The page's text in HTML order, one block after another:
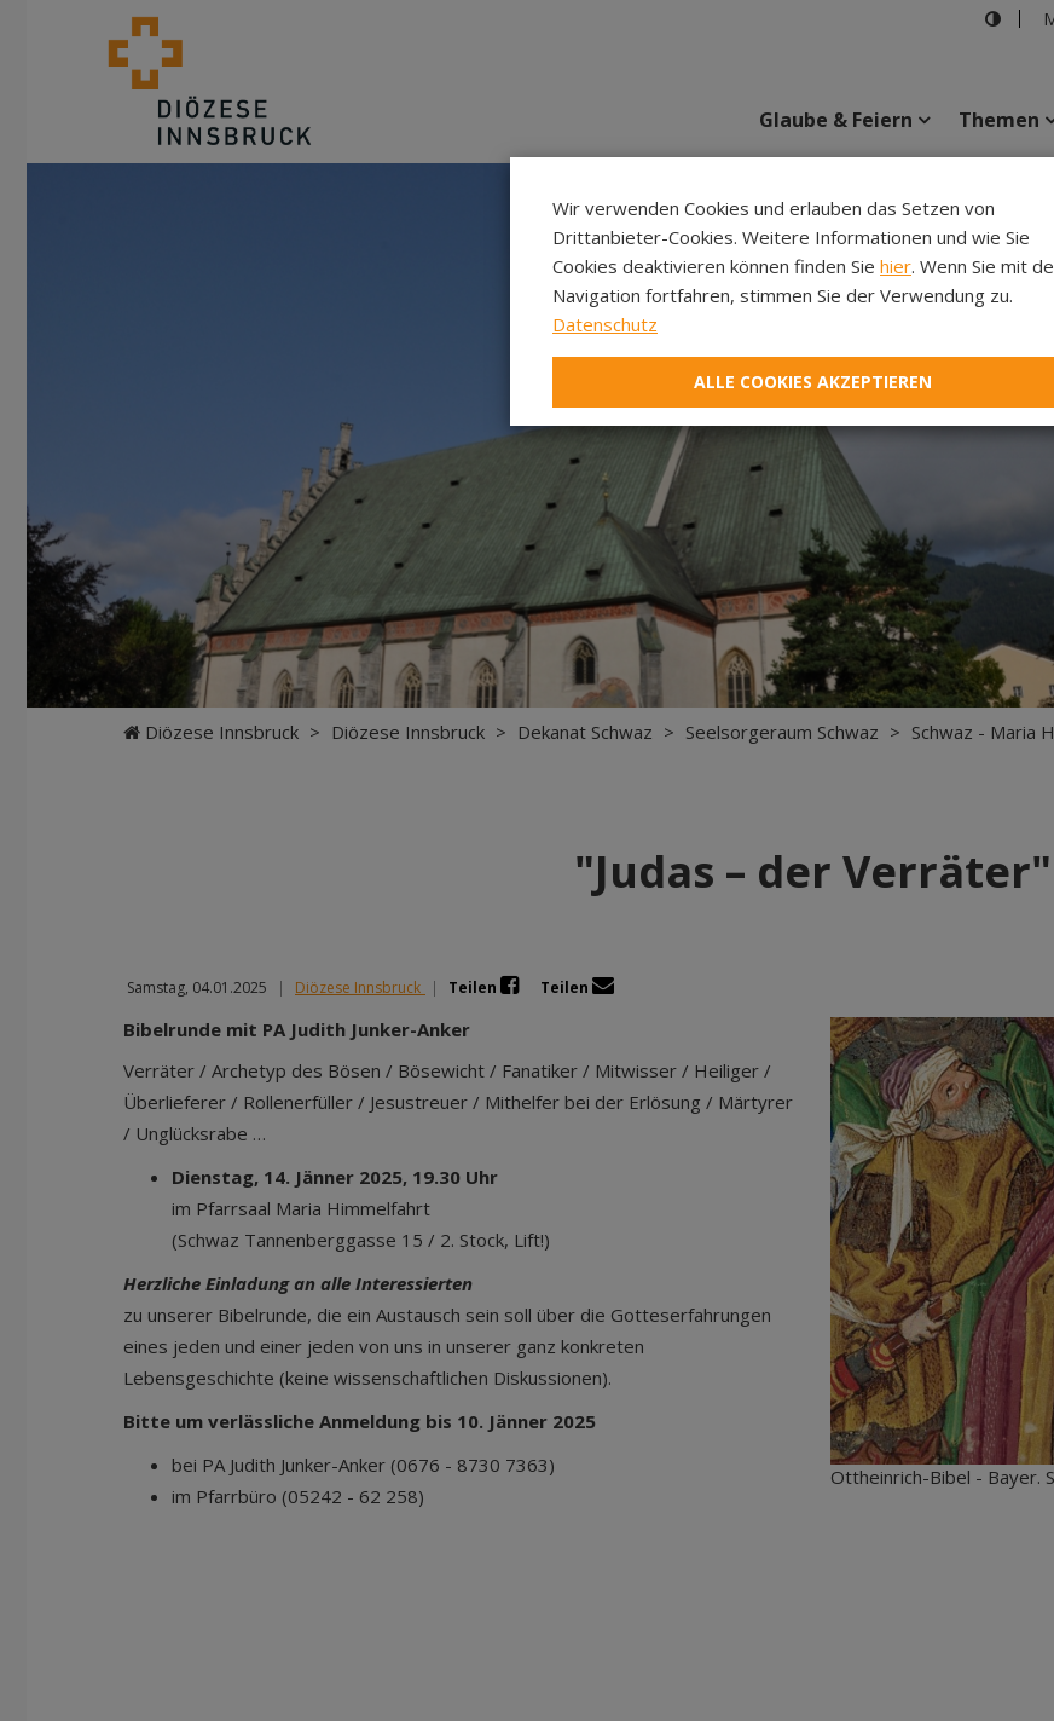
Glaube & Feiern Themen
Diözese Innsbruck > Diözese Innsbruck > Dekanat Schwaz > Seelsorgeraum Schwaz > Schwaz - Maria
"Judas – der Verräter"
Samstag, 04.01.2025 | Diözese Innsbruck | Teilen Teilen
Bibelrunde mit PA Judith Junker-Anker
Verräter / Archetyp des Bösen / Bösewicht / Fanatiker / Mitwisser / Heiliger /
Überlieferer / Rollenerfüller / Jesustreuer / Mithelfer bei der Erlösung / Märtyrer
/ Unglücksrabe …
Dienstag, 14. Jänner 2025, 19.30 Uhr
im Pfarrsaal Maria Himmelfahrt
(Schwaz Tannenberggasse 15 / 2. Stock, Lift!)
Herzliche Einladung an alle Interessierten
zu unserer Bibelrunde, die ein Austausch sein soll über die Gotteserfahrungen
eines jeden und einer jeden von uns in unserer ganz konkreten
Lebensgeschichte (keine wissenschaftlichen Diskussionen).
Bitte um verlässliche Anmeldung bis 10. Jänner 2025
bei PA Judith Junker-Anker (0676 - 8730 7363)
im Pfarrbüro (05242 - 62 258)
Ottheinrich-Bibel - Bayer.
Wir verwenden Cookies und erlauben das Setzen von
Drittanbieter-Cookies. Weitere Informationen und wie Sie
Cookies deaktivieren können finden Sie hier. Wenn Sie mit
Navigation fortfahren, stimmen Sie der Verwendung zu.
Datenschutz
ALLE COOKIES AKZEPTIEREN